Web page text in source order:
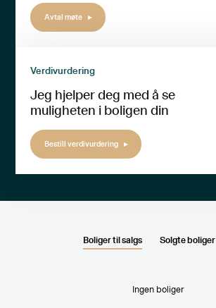
Avtal møte
Verdivurdering
Jeg hjelper deg med å se
muligheten i boligen din
Bestill verdivurdering
Boliger til salgs Solgte boliger
Ingen boliger